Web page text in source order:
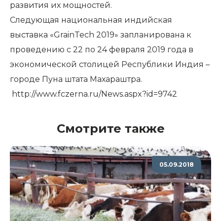
развития их мощностей.
Следующая национальная индийская
выставка «GrainTech 2019» запланирована к
проведению с 22 по 24 февраля 2019 года в
экономической столицей Республики Индия –
городе Пуна штата Махараштра.
http://www.fczerna.ru/News.aspx?id=9742
Смотрите также
05.09.2018